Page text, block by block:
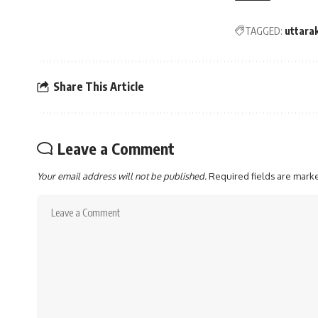
TAGGED:
Share This Article
Leave a Comment
Your email address will not be published.Required fields are